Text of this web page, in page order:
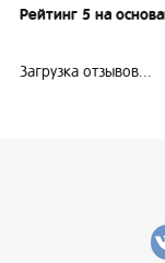
Рейтинг 5 на
Загрузка отзывов...